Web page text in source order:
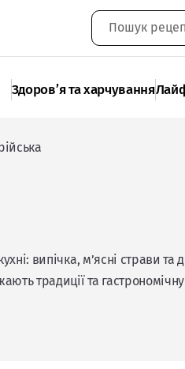
Здоров’я та харчування
випічка, м’ясні страви
традиції та